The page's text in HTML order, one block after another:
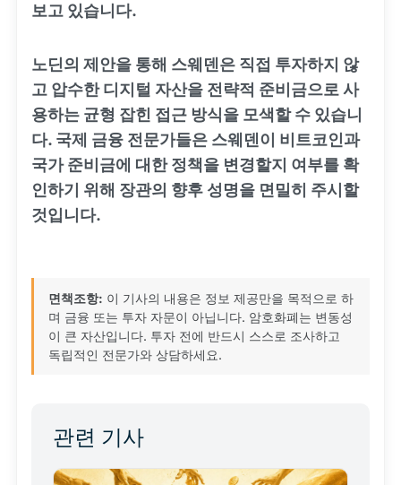
보고 있습니다.
노딘의 제안을 통해 스웨덴은 직접 투자하지 않
고 압수한 디지털 자산을 전략적 준비금으로 사
용하는 균형 잡힌 접근 방식을 모색할 수 있습니
다. 국제 금융 전문가들은 스웨덴이 비트코인과
국가 준비금에 대한 정책을 변경할지 여부를 확
인하기 위해 장관의 향후 성명을 면밀히 주시할
것입니다.
면책조항: 이 기사의 내용은 정보 제공만을 목적으로 하
며 금융 또는 투자 자문이 아닙니다. 암호화폐는 변동성
이 큰 자산입니다. 투자 전에 반드시 스스로 조사하고
독립적인 전문가와 상담하세요.
관련 기사